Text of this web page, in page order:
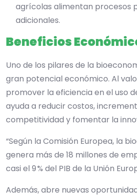
agrícolas alimentan procesos
adicionales.
Beneficios
Uno de los pilares de la
gran potencial económico. Al
promover la eficiencia en el uso
ayuda a reducir costos,
competitividad y fomentar la
“Según la Comisión Europea, la
genera más de 18 millones de
casi el 9 % del PIB de la Unión
Además, abre nuevas